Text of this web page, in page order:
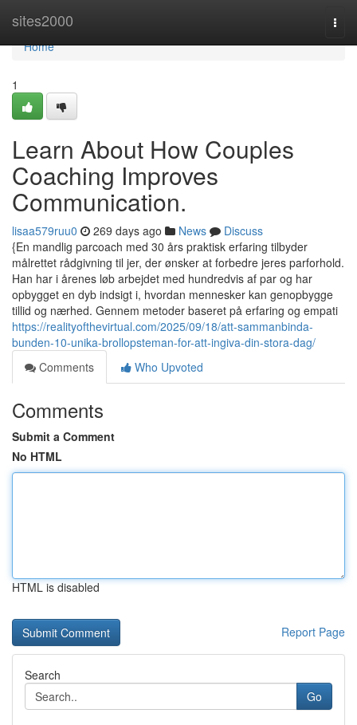
sites2000
Home
Home
1
Learn About How Couples
Coaching Improves
Communication.
lisaa579ruu0 269 days ago News
Discuss
{En mandlig parcoach med 30 års praktisk erfaring tilbyder
målrettet rådgivning til jer, der ønsker at forbedre jeres parforhold.
Han har i årenes løb arbejdet med hundredvis af par og har
opbygget en dyb indsigt i, hvordan mennesker kan genopbygge
tillid og nærhed. Gennem metoder baseret på erfaring og empati
https://realityofthevirtual.com/2025/09/18/att-sammanbinda-
bunden-10-unika-brollopsteman-for-att-ingiva-din-stora-dag/
Comments
Who Upvoted
Comments
Submit a Comment
No HTML
HTML is disabled
Report Page
Search
Go